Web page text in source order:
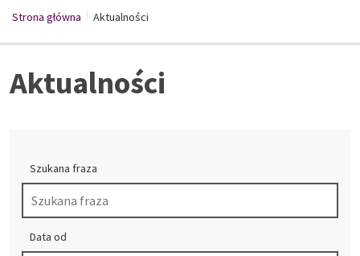
Strona główna /
Aktualności
Aktualności
Szukana fraza
Data od